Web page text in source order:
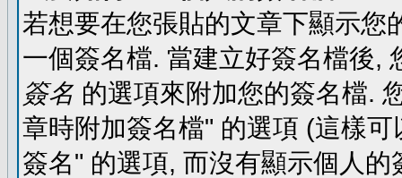
若想要在您張貼的文章下顯示您
一個簽名檔. 當建立好簽名檔後,
簽名 的選項來附加您的簽名檔.
章時附加簽名檔" 的選項 (這樣
簽名" 的選項, 而沒有顯示個人的